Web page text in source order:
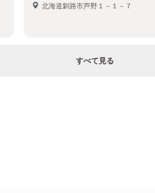
北海道釧路市芦野１－１－７
すべて見る